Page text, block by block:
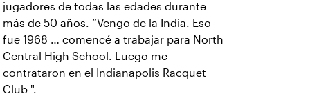
jugadores de todas las edades durante
más de 50 años. “Vengo de la India. Eso
fue 1968 … comencé a trabajar para North
Central High School. Luego me
contrataron en el Indianapolis Racquet
Club ".